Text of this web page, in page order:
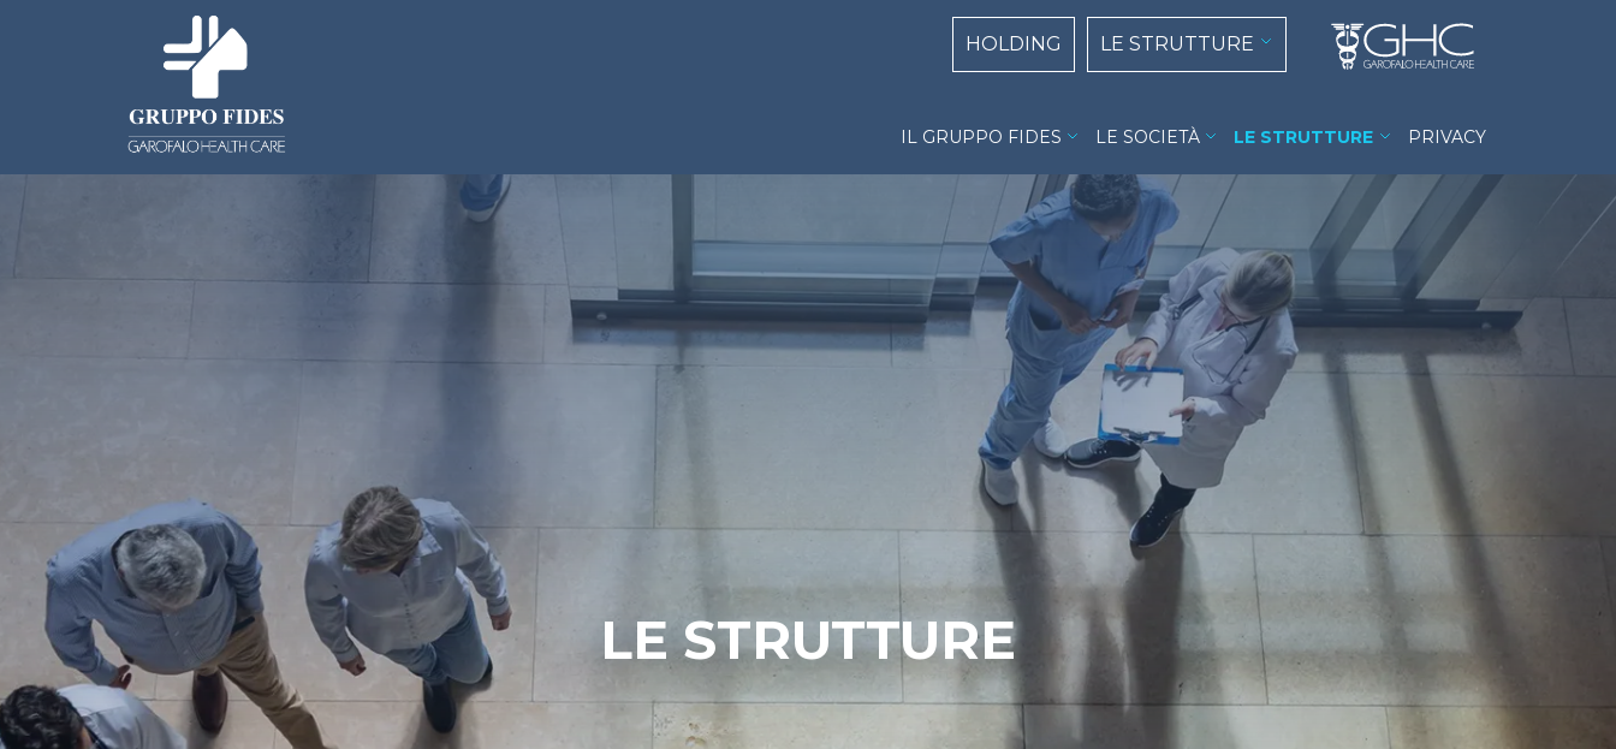
Salta al contenuto principale
Centri Top navigation
HOLDING LE STRUTTURE
IL GRUPPO FIDES LE SOCIETÀ LE STRUTTURE PRIVACY
LE STRUTTURE